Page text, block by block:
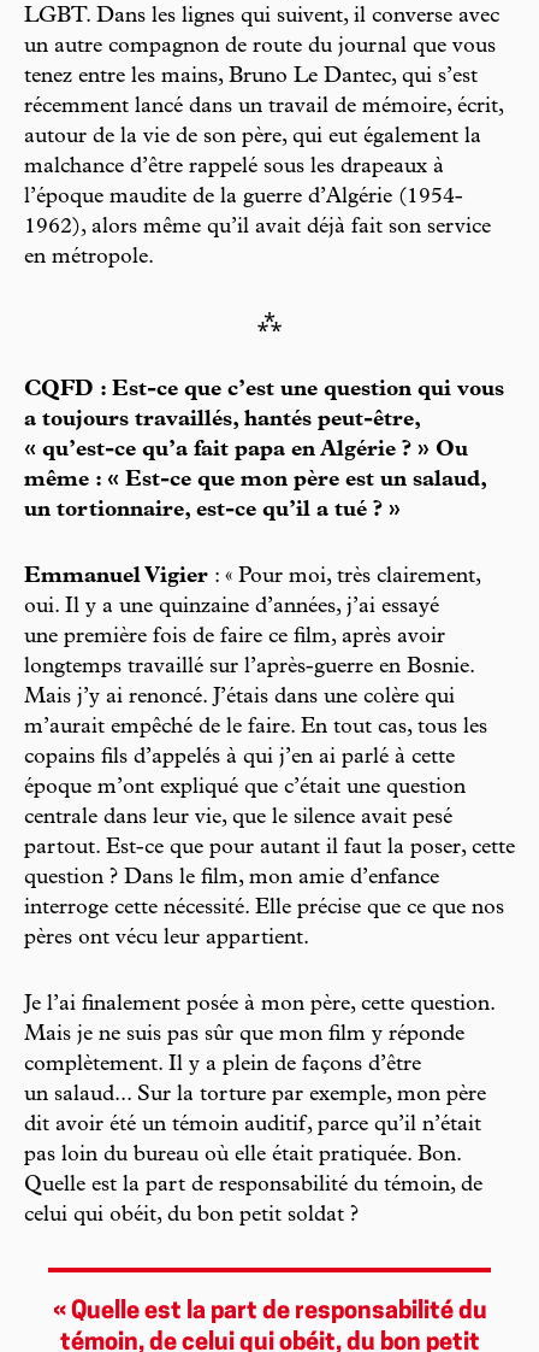
LGBT. Dans les lignes qui suivent, il converse avec
un autre compagnon de route du journal que vous
tenez entre les mains, Bruno Le Dantec, qui s’est
récemment lancé dans un travail de mémoire, écrit,
autour de la vie de son père, qui eut également la
malchance d’être rappelé sous les drapeaux à
l’époque maudite de la guerre d’Algérie (1954-
1962), alors même qu’il avait déjà fait son service
en métropole.
⁂
CQFD : Est-ce que c’est une question qui vous
a toujours travaillés, hantés peut-être,
« qu’est-ce qu’a fait papa en Algérie ? » Ou
même : « Est-ce que mon père est un salaud,
un tortionnaire, est-ce qu’il a tué ? »
Emmanuel Vigier : « Pour moi, très clairement,
oui. Il y a une quinzaine d’années, j’ai essayé
une première fois de faire ce film, après avoir
longtemps travaillé sur l’après-guerre en Bosnie.
Mais j’y ai renoncé. J’étais dans une colère qui
m’aurait empêché de le faire. En tout cas, tous les
copains fils d’appelés à qui j’en ai parlé à cette
époque m’ont expliqué que c’était une question
centrale dans leur vie, que le silence avait pesé
partout. Est-ce que pour autant il faut la poser, cette
question ? Dans le film, mon amie d’enfance
interroge cette nécessité. Elle précise que ce que nos
pères ont vécu leur appartient.
Je l’ai finalement posée à mon père, cette question.
Mais je ne suis pas sûr que mon film y réponde
complètement. Il y a plein de façons d’être
un salaud... Sur la torture par exemple, mon père
dit avoir été un témoin auditif, parce qu’il n’était
pas loin du bureau où elle était pratiquée. Bon.
Quelle est la part de responsabilité du témoin, de
celui qui obéit, du bon petit soldat ?
« Quelle est la part de responsabilité du
témoin, de celui qui obéit, du bon petit